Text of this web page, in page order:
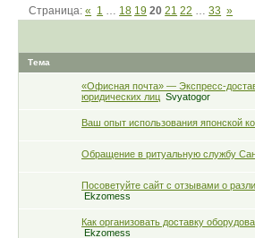
Страница:« 1 … 18 19 20 21 22 … 33 »
Тема
«Офисная почта» — Экспресс-
юридических лиц Svyatogor
Ваш опыт использования японской
Обращение в ритуальную службу
Посоветуйте сайт с отзывами о
Ekzomess
Как организовать доставку
Ekzomess